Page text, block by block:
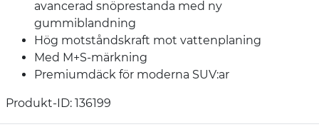
avancerad snöprestanda med ny
gummiblandning
Hög motståndskraft mot vattenplaning
Med M+S-märkning
Premiumdäck för moderna SUV:ar
Produkt-ID: 136199